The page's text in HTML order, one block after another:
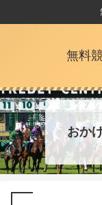
無料
おか